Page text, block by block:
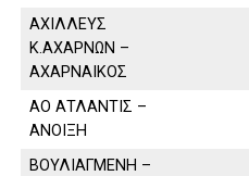
ΑΧΙΛΛΕΥΣ
Κ.ΑΧΑΡΝΩΝ –
ΑΧΑΡΝΑΙΚΟΣ
ΑΟ ΑΤΛΑΝΤΙΣ –
ΑΝΟΙΞΗ
ΒΟΥΛΙΑΓΜΕΝΗ –